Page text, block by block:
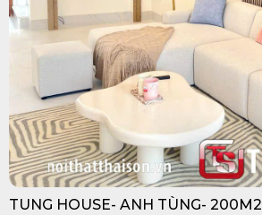
TUNG HOUSE- ANH TÙNG- 200M2